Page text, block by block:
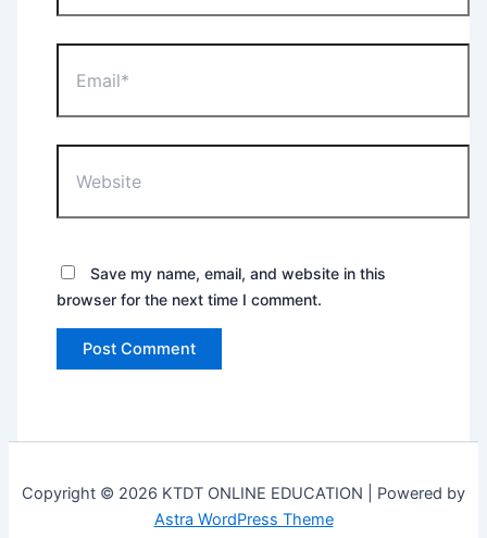
Save my name, email, and website in this
browser for the next time I comment.
Copyright © 2026 KTDT ONLINE EDUCATION | Powered by
Astra WordPress Theme